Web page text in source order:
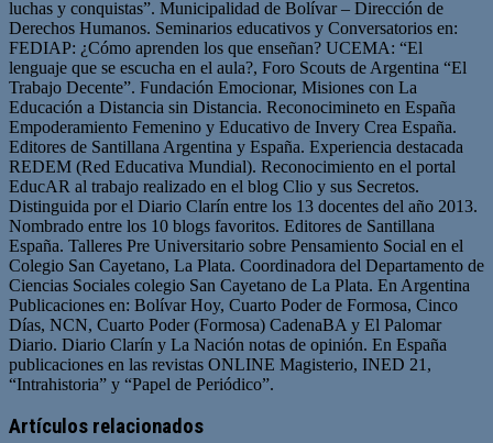
luchas y conquistas”. Municipalidad de Bolívar – Dirección de
Derechos Humanos. Seminarios educativos y Conversatorios en:
FEDIAP: ¿Cómo aprenden los que enseñan? UCEMA: “El
lenguaje que se escucha en el aula?, Foro Scouts de Argentina “El
Trabajo Decente”. Fundación Emocionar, Misiones con La
Educación a Distancia sin Distancia. Reconocimineto en España
Empoderamiento Femenino y Educativo de Invery Crea España.
Editores de Santillana Argentina y España. Experiencia destacada
REDEM (Red Educativa Mundial). Reconocimiento en el portal
EducAR al trabajo realizado en el blog Clio y sus Secretos.
Distinguida por el Diario Clarín entre los 13 docentes del año 2013.
Nombrado entre los 10 blogs favoritos. Editores de Santillana
España. Talleres Pre Universitario sobre Pensamiento Social en el
Colegio San Cayetano, La Plata. Coordinadora del Departamento de
Ciencias Sociales colegio San Cayetano de La Plata. En Argentina
Publicaciones en: Bolívar Hoy, Cuarto Poder de Formosa, Cinco
Días, NCN, Cuarto Poder (Formosa) CadenaBA y El Palomar
Diario. Diario Clarín y La Nación notas de opinión. En España
publicaciones en las revistas ONLINE Magisterio, INED 21,
“Intrahistoria” y “Papel de Periódico”.
web
Artículos relacionados